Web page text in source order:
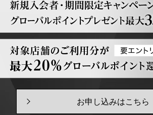
お申し込みはこちら